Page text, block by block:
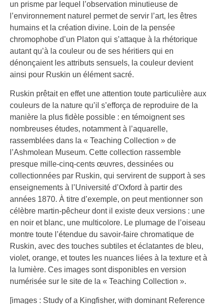
un prisme par lequel l’observation minutieuse de
l’environnement naturel permet de servir l’art, les êtres
humains et la création divine. Loin de la pensée
chromophobe d’un Platon qui s’attaque à la rhétorique
autant qu’à la couleur ou de ses héritiers qui en
dénonçaient les attributs sensuels, la couleur devient
ainsi pour Ruskin un élément sacré.
Ruskin prêtait en effet une attention toute particulière aux
couleurs de la nature qu’il s’efforça de reproduire de la
manière la plus fidèle possible : en témoignent ses
nombreuses études, notamment à l’aquarelle,
rassemblées dans la « Teaching Collection » de
l’Ashmolean Museum. Cette collection rassemble
presque mille-cinq-cents œuvres, dessinées ou
collectionnées par Ruskin, qui servirent de support à ses
enseignements à l’Université d’Oxford à partir des
années 1870. À titre d’exemple, on peut mentionner son
célèbre martin-pêcheur dont il existe deux versions : une
en noir et blanc, une multicolore. Le plumage de l’oiseau
montre toute l’étendue du savoir-faire chromatique de
Ruskin, avec des touches subtiles et éclatantes de bleu,
violet, orange, et toutes les nuances liées à la texture et à
la lumière. Ces images sont disponibles en version
numérisée sur le site de la « Teaching Collection ».
[images : Study of a Kingfisher, with dominant Reference